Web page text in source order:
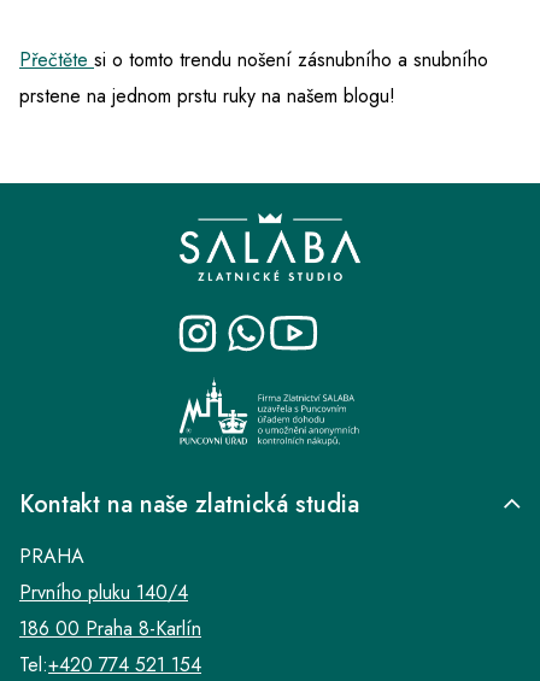
Přečtěte si o tomto trendu nošení zásnubního a snubního
prstene na jednom prstu ruky na našem blogu!
Kontakt na naše zlatnická studia
PRAHA
Prvního pluku 140/4
186 00 Praha 8-Karlín
Tel:+420 774 521 154